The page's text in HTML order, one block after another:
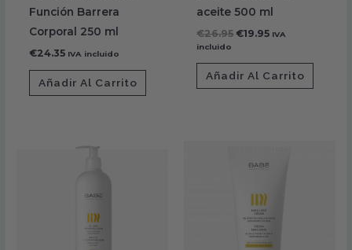
Función Barrera
Corporal 250 ml
€24.35 IVA incluido
Añadir Al Carrito
aceite 500 ml
€26.95 €19.95 IVA
incluido
Añadir Al Carrito